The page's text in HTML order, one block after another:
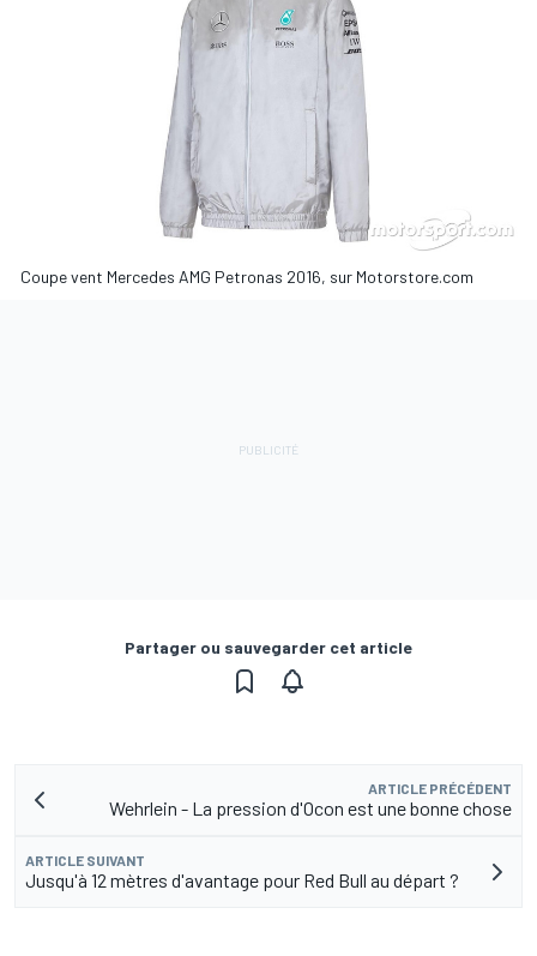
Coupe vent Mercedes AMG Petronas 2016, sur Motorstore.com
Partager ou sauvegarder cet article
ARTICLE PRÉCÉDENT
Wehrlein - La pression d'Ocon est une bonne chose
ARTICLE SUIVANT
Jusqu'à 12 mètres d'avantage pour Red Bull au départ ?